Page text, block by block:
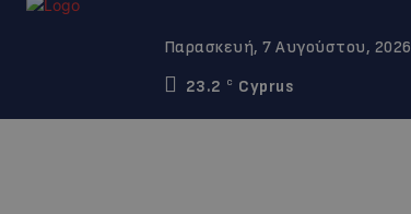
Παρασκευή, 7 Αυγούστου, 2026
23.2
C Cyprus